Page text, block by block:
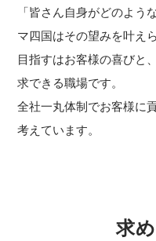
「皆さん自身がどのよう
マ四国はその望みを叶え
目指すはお客様の喜びと
求できる職場です。
全社一丸体制でお客様に
考えています。
求